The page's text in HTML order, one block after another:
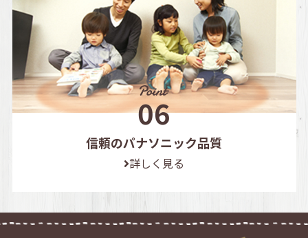
信頼のパナソニック品質
詳しく見る